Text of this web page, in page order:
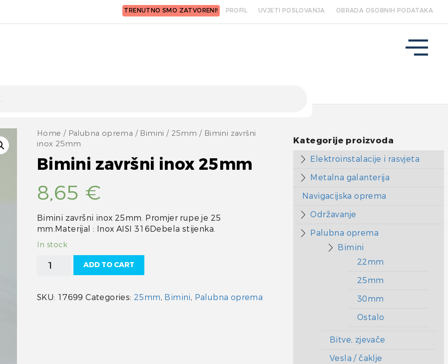
TRENUTNO SMO ZATVORENI! PROFIL UVJETI POSLOVANJA OBRADA OSOBNIH PODATAKA
Home / Palubna oprema / Bimini / 25mm / Bimini završni
inox 25mm
Bimini završni inox 25mm
8,65 €
Bimini završni inox 25mm. Promjer rupe je 25
mm.Materijal : Inox AISI 316Debela stijenka.
In stock
Bimini
završni
25mm
quantity
ADD TO CART
SKU: 17699 Categories: 25mm, Bimini, Palubna oprema
Kategorije proizvoda
Elektroinstalacije i rasvjeta
Metalna galanterija
Navigacijska oprema
Održavanje
Palubna oprema
Bimini
22mm
25mm
30mm
Ostalo
Bitve, zjevače
Vesla / čaklje